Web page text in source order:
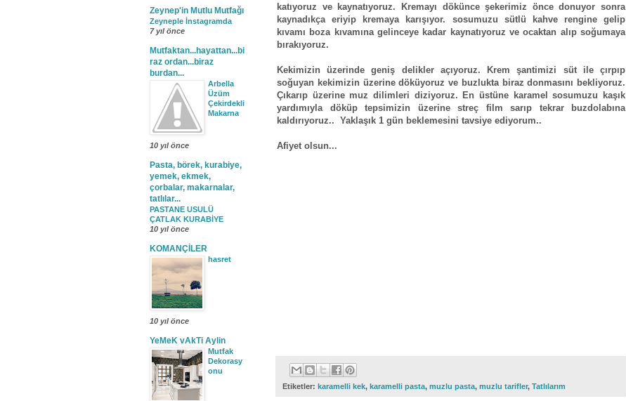
katıyoruz ve kaynatıyoruz. Kremayı dökünce şekerimiz önce donuyor sonra
kaynadıkça eriyip kremaya karışıyor. sosumuzu sütlü kahve rengine gelip
kıvamı boza kıvamına gelinceye kadar kaynatıyoruz ve ocaktan alıp soğumaya
bırakıyoruz.
Kekimizin üzerinde geniş delikler açıyoruz. Krem şantimizi süt ile çırpıp
soğuyan kekimizin üzerine döküyoruz ve buzlukta biraz donmasını bekliyoruz.
Çıkarıp üzerine muz dilimleri diziyoruz. En üstüne karamel sosumuzu kaşık
yardımıyla döküp tepsimizin üzerine streç film sarıp tekrar buzdolabına
kaldırıyoruz.. Yaklaşık 1 gün beklemesini tavsiye ediyorum..
Afiyet olsun...
Etiketler: karamelli kek, karamelli pasta, muzlu pasta, muzlu tarifler, Tatlılarım
Zeynep'in Mutlu Mutfağı
Zeyneple İnstagramda
7 yıl önce
Mutfaktan...hayattan...bi
raz ordan...biraz
burdan...
Arbella
Üzüm
Çekirdekli
Makarna
10 yıl önce
Pasta, börek, kurabiye,
yemek, ekmek,
çorbalar, makarnalar,
tatlılar...
PASTANE USULÜ
ÇATLAK KURABİYE
10 yıl önce
KOMANÇİLER
hasret
10 yıl önce
YeMeK vAkTi Aylin
Mutfak
Dekorasy
onu